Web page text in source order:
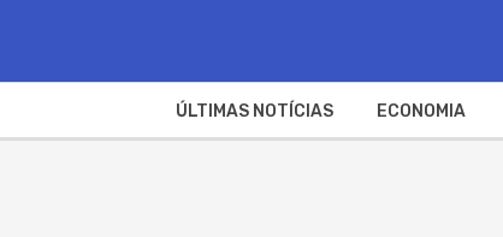
ÚLTIMAS NOTÍCIAS ECONOMIA